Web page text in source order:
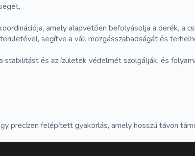
amely alapvetően befolyásolja a derék,
segítve a váll mozgásszabadságát és
és az ízületek védelmét szolgálják, és
precízen felépített gyakorlás, amely hosszú távon